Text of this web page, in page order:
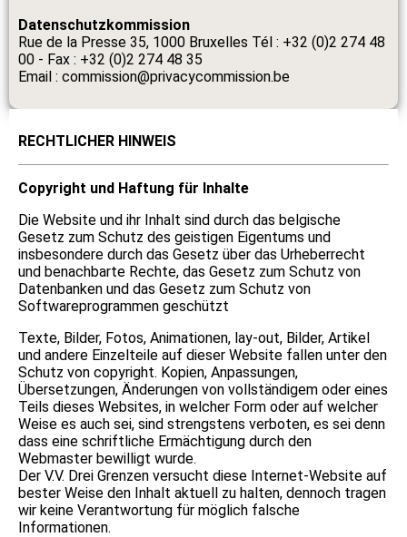
Datenschutzkommission
Rue de la Presse 35, 1000 Bruxelles Tél : +32 (0)2 274 48
00 - Fax : +32 (0)2 274 48 35
Email : commission@privacycommission.be
RECHTLICHER HINWEIS
Copyright und Haftung für Inhalte
Die Website und ihr Inhalt sind durch das belgische
Gesetz zum Schutz des geistigen Eigentums und
insbesondere durch das Gesetz über das Urheberrecht
und benachbarte Rechte, das Gesetz zum Schutz von
Datenbanken und das Gesetz zum Schutz von
Softwareprogrammen geschützt
Texte, Bilder, Fotos, Animationen, lay-out, Bilder, Artikel
und andere Einzelteile auf dieser Website fallen unter den
Schutz von copyright. Kopien, Anpassungen,
Übersetzungen, Änderungen von vollständigem oder eines
Teils dieses Websites, in welcher Form oder auf welcher
Weise es auch sei, sind strengstens verboten, es sei denn
dass eine schriftliche Ermächtigung durch den
Webmaster bewilligt wurde.
Der V.V. Drei Grenzen versucht diese Internet-Website auf
bester Weise den Inhalt aktuell zu halten, dennoch tragen
wir keine Verantwortung für möglich falsche
Informationen.